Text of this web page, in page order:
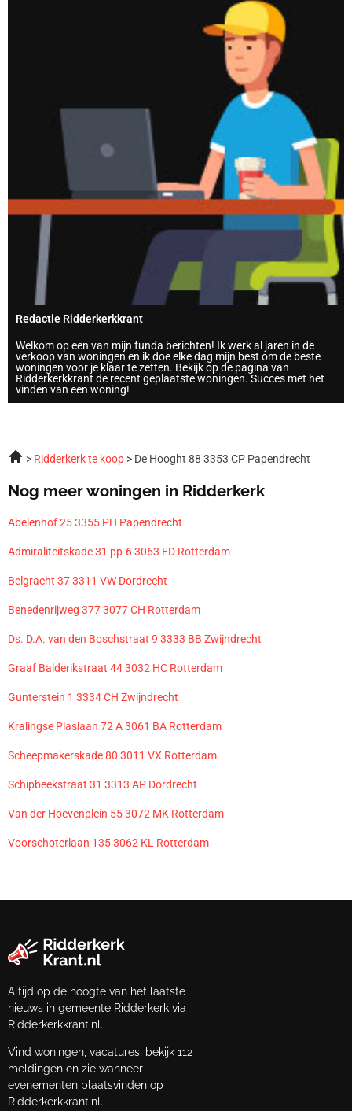
Redactie Ridderkerkkrant
Welkom op een van mijn funda berichten! Ik werk al jaren in de
verkoop van woningen en ik doe elke dag mijn best om de beste
woningen voor je klaar te zetten. Bekijk op de pagina van
Ridderkerkkrant de recent geplaatste woningen. Succes met het
vinden van een woning!
Ridderkerk te koop De Hooght 88 3353 CP Papendrecht
Nog meer woningen in Ridderkerk
Abelenhof 25 3355 PH Papendrecht
Admiraliteitskade 31 pp-6 3063 ED Rotterdam
Belgracht 37 3311 VW Dordrecht
Benedenrijweg 377 3077 CH Rotterdam
Ds. D.A. van den Boschstraat 9 3333 BB Zwijndrecht
Graaf Balderikstraat 44 3032 HC Rotterdam
Gunterstein 1 3334 CH Zwijndrecht
Kralingse Plaslaan 72 A 3061 BA Rotterdam
Scheepmakerskade 80 3011 VX Rotterdam
Schipbeekstraat 31 3313 AP Dordrecht
Van der Hoevenplein 55 3072 MK Rotterdam
Voorschoterlaan 135 3062 KL Rotterdam
Altijd op de hoogte van het laatste
nieuws in gemeente Ridderkerk via
Ridderkerkkrant.nl.
Vind woningen, vacatures, bekijk 112
meldingen en zie wanneer
evenementen plaatsvinden op
Ridderkerkkrant.nl.